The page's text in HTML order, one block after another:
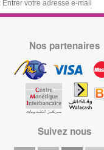
Nos partenaires
Suivez nous